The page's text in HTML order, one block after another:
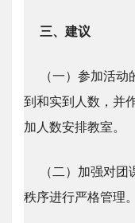
三、建议
（一）参加活
到和实到人数，并
加人数安排教室。
（二）加强对
秩序进行严格管理。